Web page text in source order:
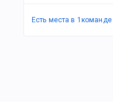
Есть места в 1 командe